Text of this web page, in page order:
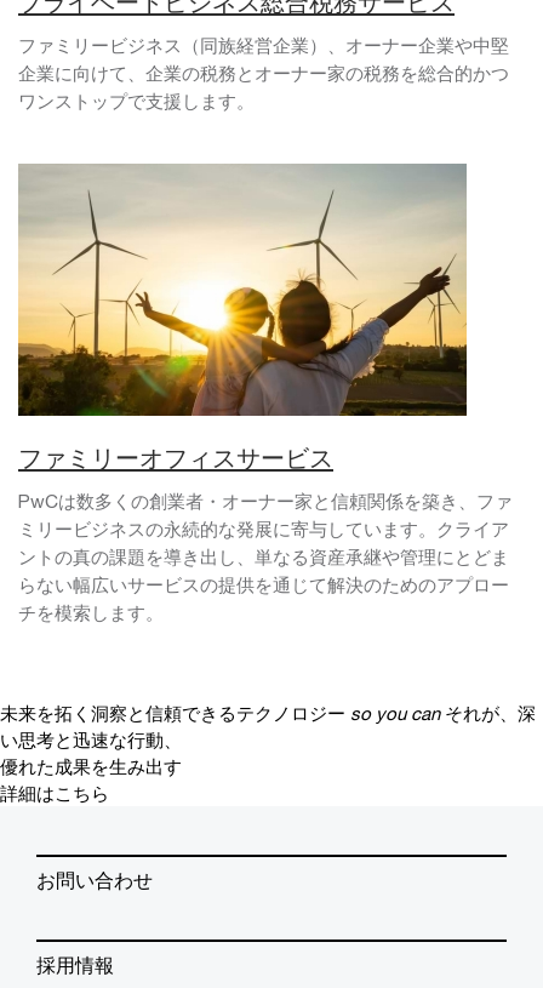
ファミリービジネス（同族経営企業）、オーナー企業や中堅
企業に向けて、企業の税務とオーナー家の税務を総合的かつ
ワンストップで支援します。
ファミリーオフィスサービス
PwCは数多くの創業者・オーナー家と信頼関係を築き、ファ
ミリービジネスの永続的な発展に寄与しています。クライア
ントの真の課題を導き出し、単なる資産承継や管理にとどま
らない幅広いサービスの提供を通じて解決のためのアプロー
チを模索します。
未来を拓く洞察と信頼できるテクノロジー so you can それが、深
い思考と迅速な行動、
優れた成果を生み出す
詳細はこちら
お問い合わせ
採用情報